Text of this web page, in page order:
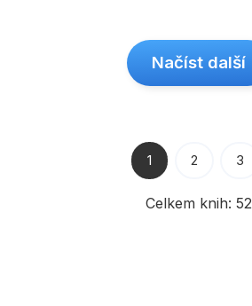
Načíst další
Celkem knih: 52
1 2 3